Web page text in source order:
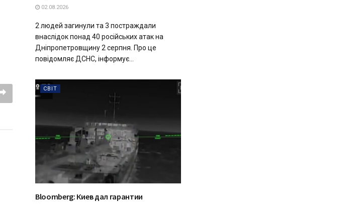
02.08.2026
2 людей загинули та 3 постраждали
внаслідок понад 40 російських атак на
Дніпропетровщину 2 серпня. Про це
повідомляє ДСНС, інформує...
СВІТ
Bloomberg: Киев дал гарантии